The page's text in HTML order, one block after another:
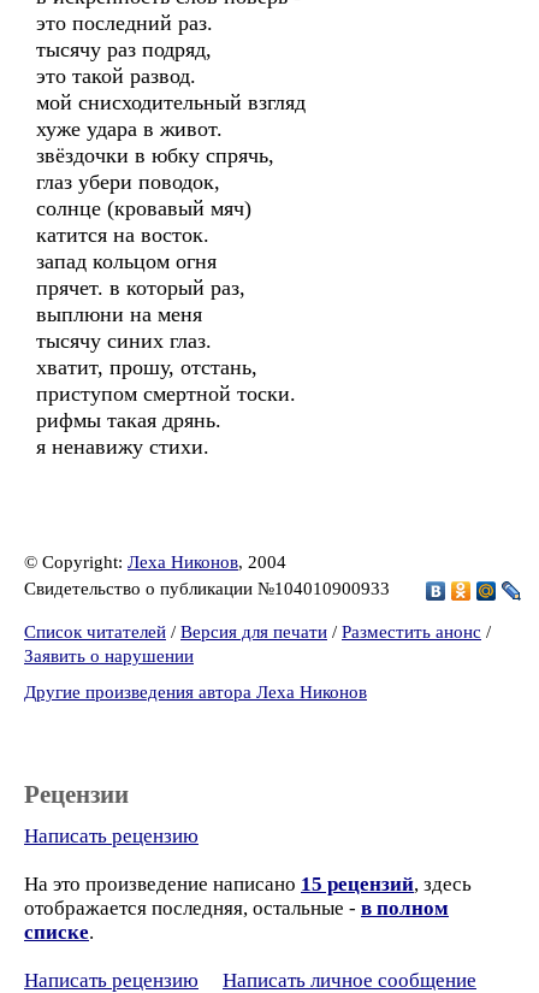
это последний раз.
тысячу раз подряд,
это такой развод.
мой снисходительный взгляд
хуже удара в живот.
звёздочки в юбку спрячь,
глаз убери поводок,
солнце (кровавый мяч)
катится на восток.
запад кольцом огня
прячет. в который раз,
выплюни на меня
тысячу синих глаз.
хватит, прошу, отстань,
приступом смертной тоски.
рифмы такая дрянь.
я ненавижу стихи.
© Copyright: Леха Никонов, 2004
Свидетельство о публикации №104010900933
Список читателей / Версия для печати / Разместить анонс /
Заявить о нарушении
Другие произведения автора Леха Никонов
Рецензии
Написать рецензию
На это произведение написано 15 рецензий, здесь
отображается последняя, остальные - в полном
списке.
Написать рецензию Написать личное сообщение